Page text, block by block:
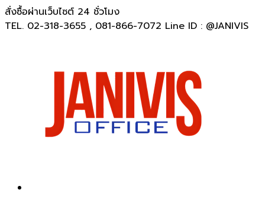
สั่งซื้อผ่านเว็บไซต์ 24 ชั่วโมง
TEL. 02-318-3655 , 081-866-7072 Line ID : @JANIVIS